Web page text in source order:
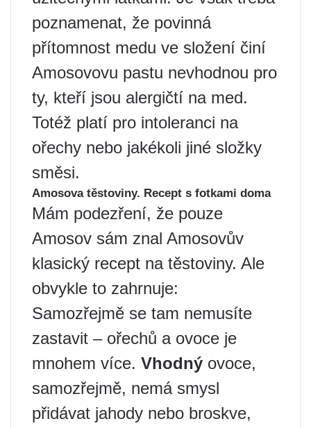
poznamenat, že povinná
přítomnost medu ve složení činí
Amosovovu pastu nevhodnou pro
ty, kteří jsou alergičtí na med.
Totéž platí pro intoleranci na
ořechy nebo jakékoli jiné složky
směsi.
Amosova těstoviny. Recept s fotkami doma
Mám podezření, že pouze
Amosov sám znal Amosovův
klasický recept na těstoviny. Ale
obvykle to zahrnuje:
Samozřejmě se tam nemusíte
zastavit – ořechů a ovoce je
mnohem více. Vhodný ovoce,
samozřejmě, nemá smysl
přidávat jahody nebo broskve,